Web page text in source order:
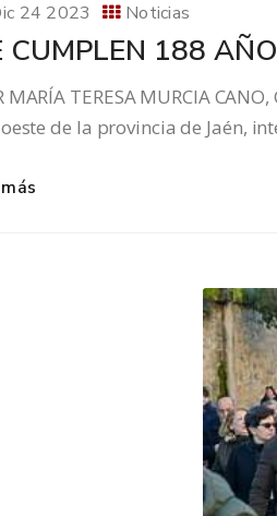
24 2023 Noticias
CUMPLEN 188
MARÍA TERESA MURCIA
de la provincia de Jaén,